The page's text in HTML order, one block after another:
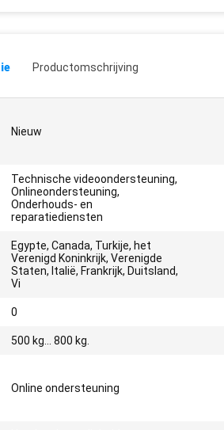
Productomschrijving
Nieuw
Technische videoondersteuning,
Onlineondersteuning,
Onderhouds- en
reparatiediensten
Egypte, Canada, Turkije, het
Verenigd Koninkrijk, Verenigde
Staten, Italië, Frankrijk, Duitsland,
Vi
0
500 kg... 800 kg.
Online ondersteuning